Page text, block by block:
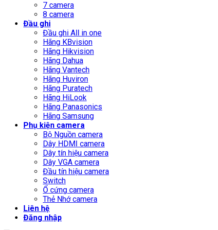
7 camera
8 camera
Đầu ghi
Đầu ghi All in one
Hãng KBvision
Hãng Hikvision
Hãng Dahua
Hãng Vantech
Hãng Huviron
Hãng Puratech
Hãng HiLook
Hãng Panasonics
Hãng Samsung
Phụ kiện camera
Bộ Nguồn camera
Dây HDMI camera
Dây tín hiệu camera
Dây VGA camera
Đầu tín hiệu camera
Switch
Ổ cứng camera
Thẻ Nhớ camera
Liên hệ
Đăng nhập